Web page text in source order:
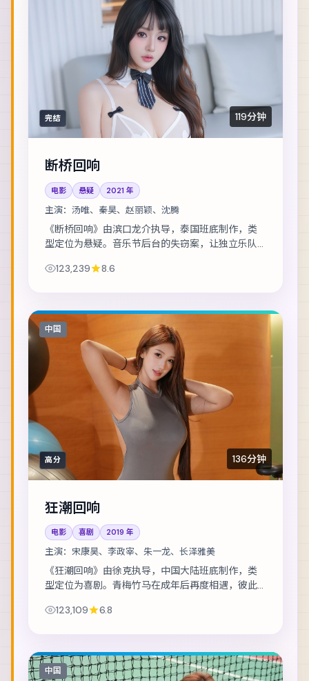
完结 119分钟
断桥回响
电影 悬疑 2021 年
主演： 汤唯、秦昊、赵丽颖、沈腾
《断桥回响》由滨口龙介执导，泰国班底制作，类
型定位为悬疑。音乐节后台的失窃案，让独立乐队
等，表演层次丰富。镜头语言克制而富有张力，情...
123,239 8.6
中国
高分 136分钟
狂潮回响
电影 喜剧 2019 年
主演： 宋康昊、李政宰、朱一龙、长泽雅美
《狂潮回响》由徐克执导，中国大陆班底制作，类
型定位为喜剧。青梅竹马在成年后再度相遇，彼此
宰、朱一龙 等，表演层次丰富。群戏调度成熟，配...
123,109 6.8
中国